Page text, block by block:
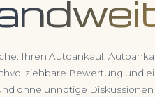
Ihren Autoankauf.
Bewertung und
ohne unnötige Diskussionen